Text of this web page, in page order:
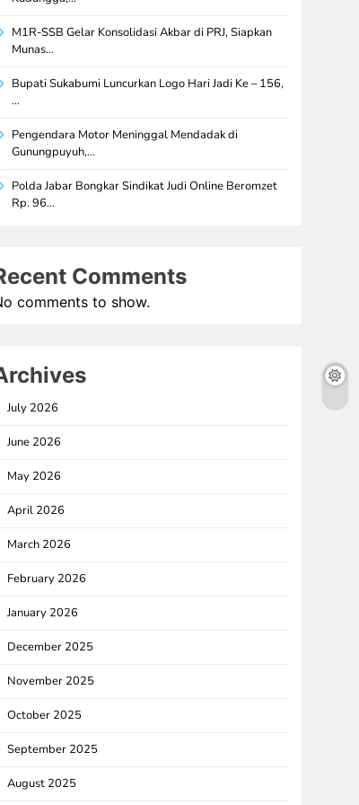
M1R-SSB Gelar Konsolidasi Akbar di PRJ, Siapkan
Munas…
Bupati Sukabumi Luncurkan Logo Hari Jadi Ke – 156,
…
Pengendara Motor Meninggal Mendadak di
Gunungpuyuh,…
Polda Jabar Bongkar Sindikat Judi Online Beromzet
Rp. 96…
Comments
comments to show.
July 2026
June 2026
May 2026
April 2026
March 2026
February 2026
January 2026
December 2025
November 2025
October 2025
September 2025
August 2025